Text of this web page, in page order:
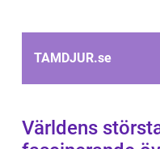
TAMDJUR.se
Världens